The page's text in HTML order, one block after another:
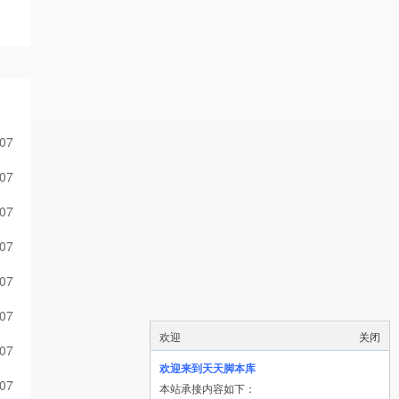
关闭
欢迎
欢迎来到天天脚本库
本站承接内容如下：